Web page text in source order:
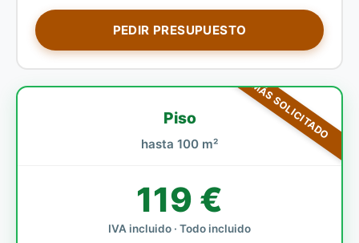
PEDIR PRESUPUESTO
MÁS SOLICITADO
Piso
hasta 100 m²
119 €
IVA incluido · Todo incluido